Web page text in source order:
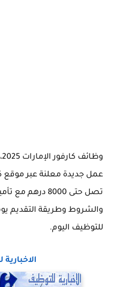
عمل جديدة معلنة عبر موقع
تصل حتى 8000
والشروط وطريقة التقديم
للتوظيف اليوم.